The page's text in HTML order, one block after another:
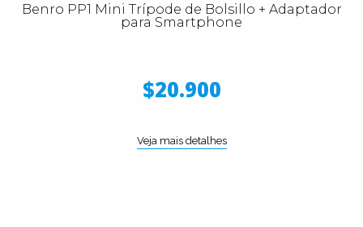
Benro PP1 Mini Trípode de Bolsillo + Adaptador
para Smartphone
$20.900
Veja mais detalhes